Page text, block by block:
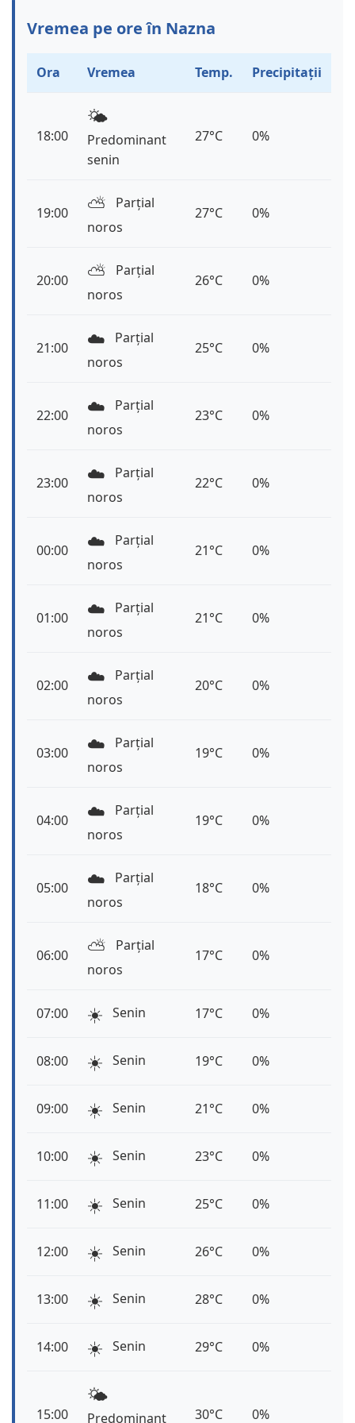
Vremea pe ore în Nazna
Ora Vremea Temp. Precipitații
18:00
🌤️
Predominant
senin
27°C 0%
19:00 ⛅️
Parțial
noros
27°C 0%
20:00 ⛅️
Parțial
noros
26°C 0%
21:00 ☁️
Parțial
noros
25°C 0%
22:00 ☁️
Parțial
noros
23°C 0%
23:00 ☁️
Parțial
noros
22°C 0%
00:00 ☁️
Parțial
noros
21°C 0%
01:00 ☁️
Parțial
noros
21°C 0%
02:00 ☁️
Parțial
noros
20°C 0%
03:00 ☁️
Parțial
noros
19°C 0%
04:00 ☁️
Parțial
noros
19°C 0%
05:00 ☁️
Parțial
noros
18°C 0%
06:00 ⛅️
Parțial
noros
17°C 0%
07:00 ☀️ Senin 17°C 0%
08:00 ☀️ Senin 19°C 0%
09:00 ☀️ Senin 21°C 0%
10:00 ☀️ Senin 23°C 0%
11:00 ☀️ Senin 25°C 0%
12:00 ☀️ Senin 26°C 0%
13:00 ☀️ Senin 28°C 0%
14:00 ☀️ Senin 29°C 0%
15:00
🌤️
Predominant 30°C 0%